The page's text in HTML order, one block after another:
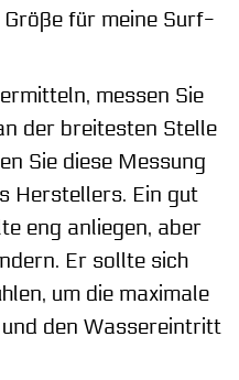
für meine Surf-
messen Sie
der breitesten Stelle
Sie diese Messung
Herstellers. Ein gut
eng anliegen, aber
Er sollte sich
um die maximale
den Wassereintritt